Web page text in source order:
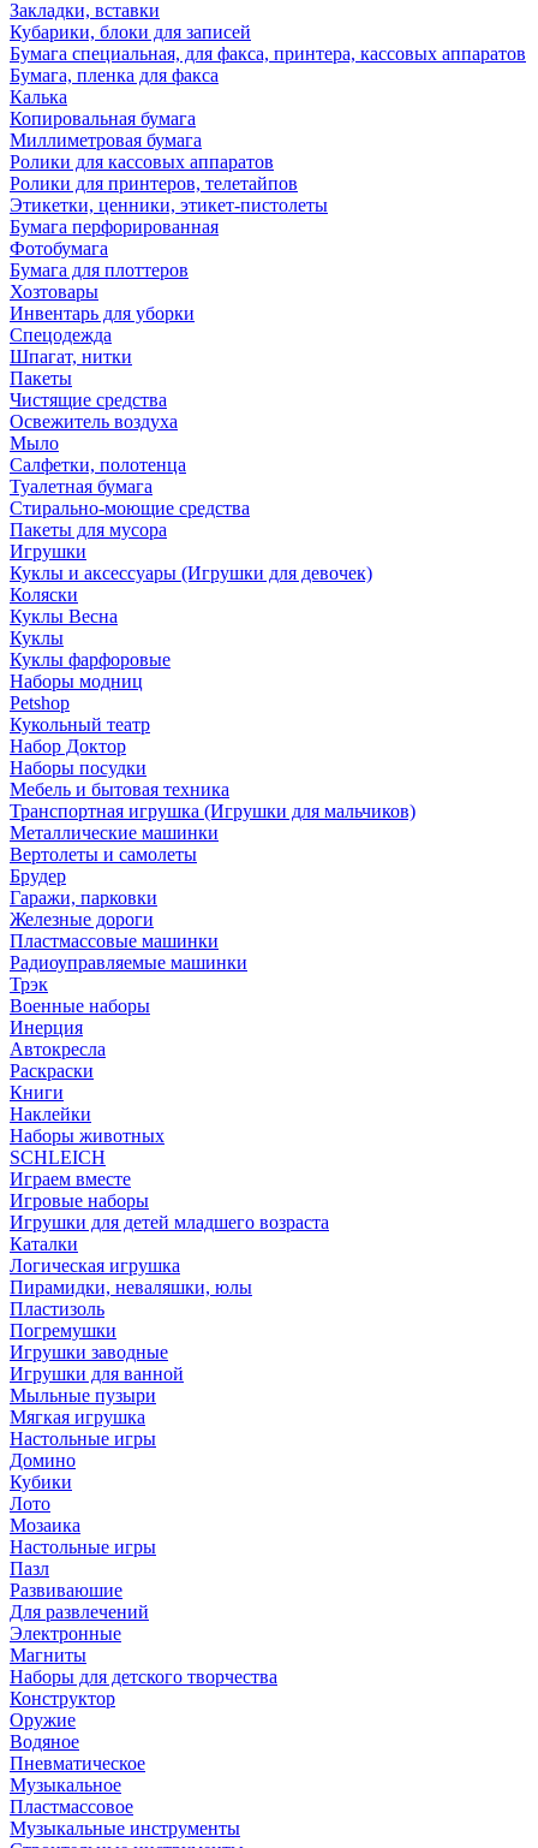
Закладки, вставки
Кубарики, блоки для записей
Бумага специальная, для факса, принтера, кассовых аппаратов
Бумага, пленка для факса
Калька
Копировальная бумага
Миллиметровая бумага
Ролики для кассовых аппаратов
Ролики для принтеров, телетайпов
Этикетки, ценники, этикет-пистолеты
Бумага перфорированная
Фотобумага
Бумага для плоттеров
Хозтовары
Инвентарь для уборки
Спецодежда
Шпагат, нитки
Пакеты
Чистящие средства
Освежитель воздуха
Мыло
Салфетки, полотенца
Туалетная бумага
Стирально-моющие средства
Пакеты для мусора
Игрушки
Куклы и аксессуары (Игрушки для девочек)
Коляски
Куклы Весна
Куклы
Куклы фарфоровые
Наборы модниц
Petshop
Кукольный театр
Набор Доктор
Наборы посудки
Мебель и бытовая техника
Транспортная игрушка (Игрушки для мальчиков)
Металлические машинки
Вертолеты и самолеты
Брудер
Гаражи, парковки
Железные дороги
Пластмассовые машинки
Радиоуправляемые машинки
Трэк
Военные наборы
Инерция
Автокресла
Раскраски
Книги
Наклейки
Наборы животных
SCHLEICH
Играем вместе
Игровые наборы
Игрушки для детей младшего возраста
Каталки
Логическая игрушка
Пирамидки, неваляшки, юлы
Пластизоль
Погремушки
Игрушки заводные
Игрушки для ванной
Мыльные пузыри
Мягкая игрушка
Настольные игры
Домино
Кубики
Лото
Мозаика
Настольные игры
Пазл
Развиваюшие
Для развлечений
Электронные
Магниты
Наборы для детского творчества
Конструктор
Оружие
Водяное
Пневматическое
Музыкальное
Пластмассовое
Музыкальные инструменты